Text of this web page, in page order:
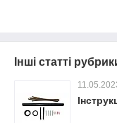
Інші статті